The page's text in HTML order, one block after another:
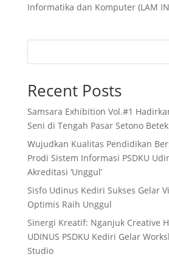
Informatika dan Komputer (LAM
Recent Posts
Samsara Exhibition Vol.#1
Seni di Tengah Pasar Setono Betek
Wujudkan Kualitas Pendidikan
Prodi Sistem Informasi PSDKU
Akreditasi ‘Unggul’
Sisfo Udinus Kediri Sukses Gelar
Optimis Raih Unggul
Sinergi Kreatif: Nganjuk Creative
UDINUS PSDKU Kediri Gelar
Studio